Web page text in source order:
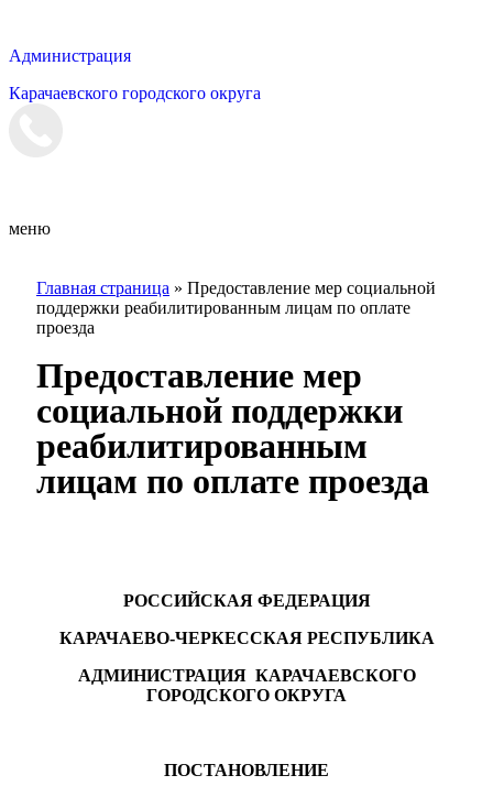
Администрация
Карачаевского городского округа
меню
Главная страница » Предоставление мер социальной
поддержки реабилитированным лицам по оплате
проезда
Предоставление мер
социальной поддержки
реабилитированным
лицам по оплате проезда
РОССИЙСКАЯ ФЕДЕРАЦИЯ
КАРАЧАЕВО-ЧЕРКЕССКАЯ РЕСПУБЛИКА
АДМИНИСТРАЦИЯ КАРАЧАЕВСКОГО
ГОРОДСКОГО ОКРУГА
ПОСТАНОВЛЕНИЕ